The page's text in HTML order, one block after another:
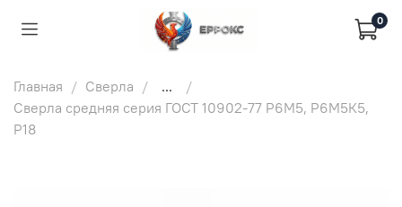
0
Главная Сверла
...
Сверла средняя серия ГОСТ 10902-77 Р6М5, Р6М5К5,
Р18